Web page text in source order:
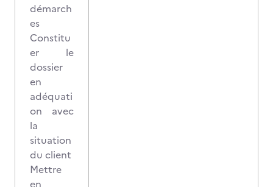
démarch
es
Constitu
er le
dossier
en
adéquati
on avec
la
situation
du client
Mettre
en